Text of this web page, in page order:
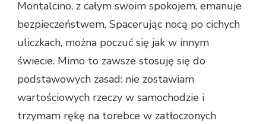
Montalcino, z całym swoim spokojem, emanuje
bezpieczeństwem. Spacerując nocą po cichych
uliczkach, można poczuć się jak w innym
świecie. Mimo to zawsze stosuję się do
podstawowych zasad: nie zostawiam
wartościowych rzeczy w samochodzie i
trzymam rękę na torebce w zatłoczonych